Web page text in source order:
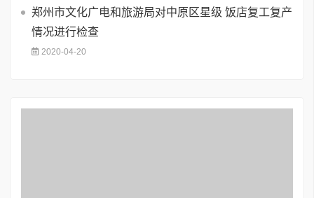
郑州市文化广电和旅游局对中原区星级 饭店复工复产
情况进行检查
2020-04-20